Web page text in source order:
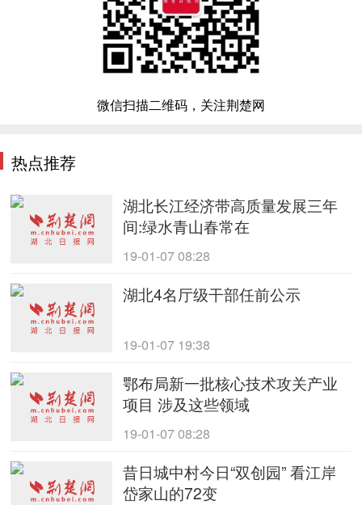
微信扫描二维码，关注荆楚网
热点推荐
湖北长江经济带高质量发展三年
间:绿水青山春常在
19-01-07 08:28
湖北4名厅级干部任前公示
19-01-07 19:38
鄂布局新一批核心技术攻关产业
项目 涉及这些领域
19-01-07 08:28
昔日城中村今日“双创园” 看江岸
岱家山的72变